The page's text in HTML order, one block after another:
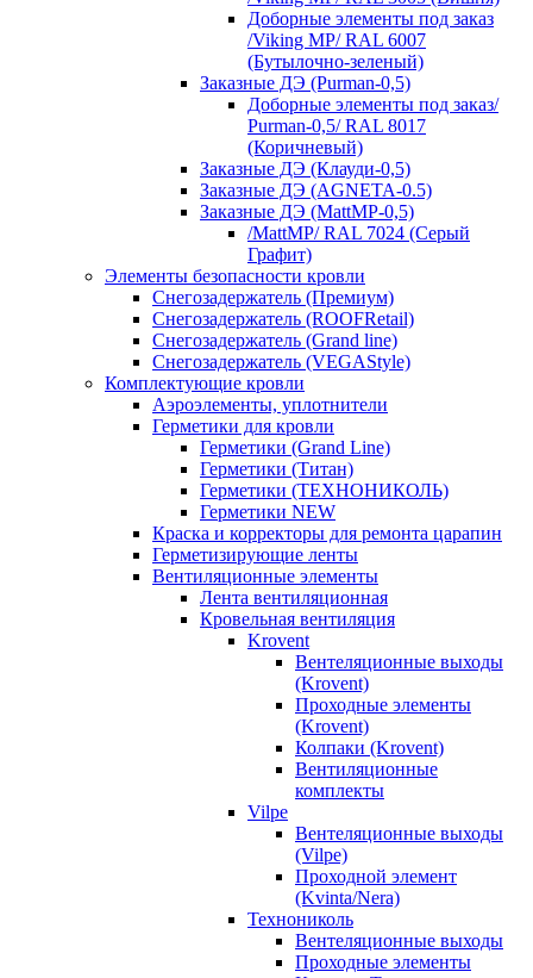
Доборные элементы под заказ
/Viking MP/ RAL 6007
(Бутылочно-зеленый)
Заказные ДЭ (Purman-0,5)
Доборные элементы под заказ/
Purman-0,5/ RAL 8017
(Коричневый)
Заказные ДЭ (Клауди-0,5)
Заказные ДЭ (AGNETA-0.5)
Заказные ДЭ (MattMP-0,5)
/MattMP/ RAL 7024 (Серый
Графит)
Элементы безопасности кровли
Снегозадержатель (Премиум)
Снегозадержатель (ROOFRetail)
Снегозадержатель (Grand line)
Снегозадержатель (VEGAStyle)
Комплектующие кровли
Аэроэлементы, уплотнители
Герметики для кровли
Герметики (Grand Line)
Герметики (Титан)
Герметики (ТЕХНОНИКОЛЬ)
Герметики NEW
Краска и корректоры для ремонта царапин
Герметизирующие ленты
Вентиляционные элементы
Лента вентиляционная
Кровельная вентиляция
Krovent
Вентеляционные выходы
(Krovent)
Проходные элементы
(Krovent)
Колпаки (Krovent)
Вентиляционные
комплекты
Vilpe
Вентеляционные выходы
(Vilpe)
Проходной элемент
(Kvinta/Nera)
Технониколь
Вентеляционные выходы
Проходные элементы